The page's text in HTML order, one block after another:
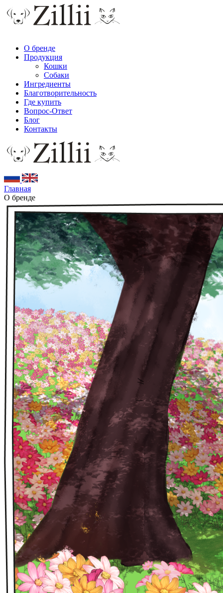
О бренде
Продукция
Кошки
Собаки
Ингредиенты
Благотворительность
Где купить
Вопрос-Ответ
Блог
Контакты
Главная
О бренде